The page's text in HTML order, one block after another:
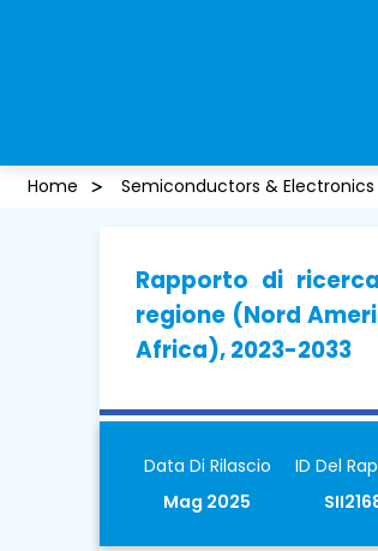
Home Semiconductors & Electronics
Rapporto di
regione (Nord
Africa), 2023-2033
Data Di Rilascio
Mag 2025
ID Del